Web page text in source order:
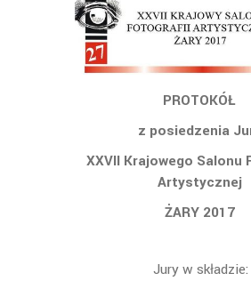
PROTOKÓŁ
z posiedzenia
XXVII Krajowego
Artystycznej
ŻARY 2017
Jury w składzie: